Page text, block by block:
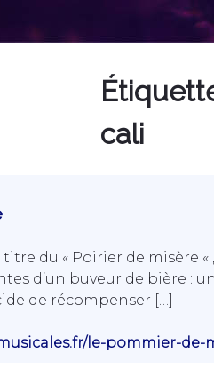
cali
du « Poirier de misère «
d’un buveur de bière :
de récompenser […]
le-pommier-de-